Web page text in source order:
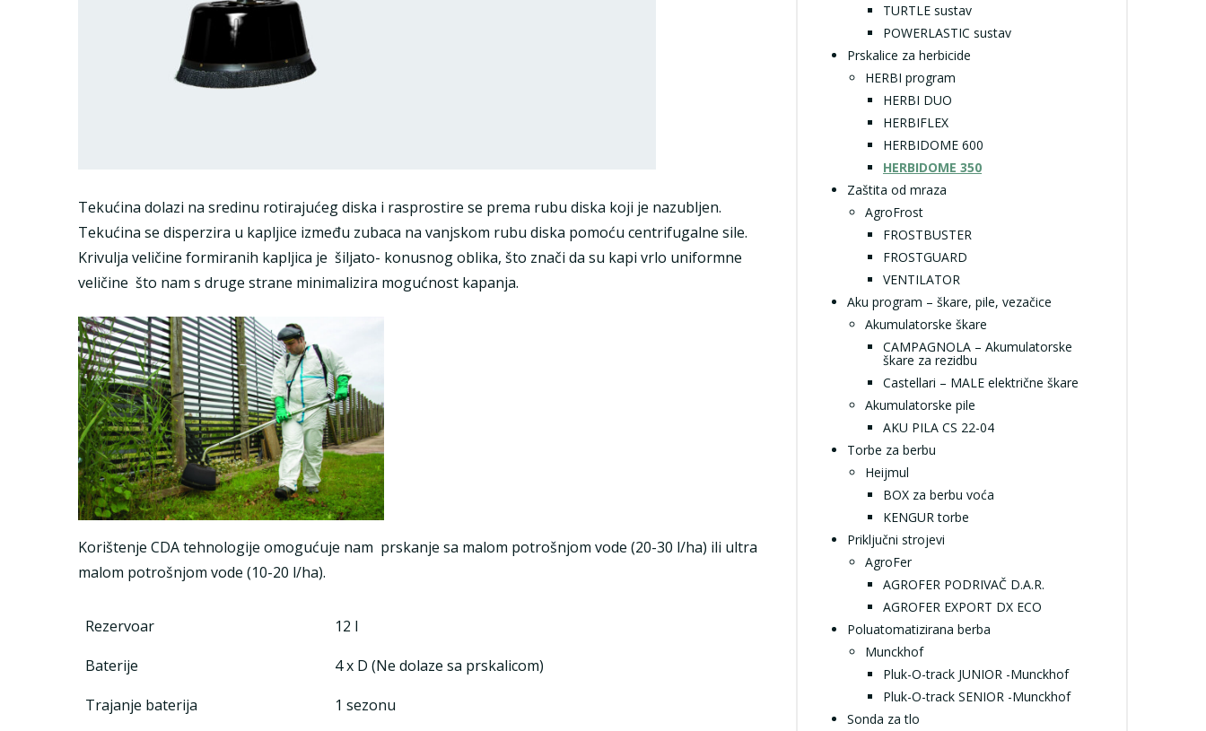
Tekućina dolazi na sredinu rotirajućeg diska i rasprostire se prema rubu diska koji je nazubljen.
Tekućina se disperzira u kapljice između zubaca na vanjskom rubu diska pomoću centrifugalne sile.
Krivulja veličine formiranih kapljica je šiljato- konusnog oblika, što znači da su kapi vrlo uniformne
veličine što nam s druge strane minimalizira mogućnost kapanja.
Korištenje CDA tehnologije omogućuje nam prskanje sa malom potrošnjom vode (20-30 l/ha) ili ultra
malom potrošnjom vode (10-20 l/ha).
Rezervoar
12 l
Baterije
4 x D (Ne dolaze sa prskalicom)
Trajanje baterija
1 sezonu
TURTLE sustav
POWERLASTIC sustav
Prskalice za herbicide
HERBI program
HERBI DUO
HERBIFLEX
HERBIDOME 600
HERBIDOME 350
Zaštita od mraza
AgroFrost
FROSTBUSTER
FROSTGUARD
VENTILATOR
Aku program – škare, pile, vezačice
Akumulatorske škare
CAMPAGNOLA – Akumulatorske
škare za rezidbu
Castellari – MALE električne škare
Akumulatorske pile
AKU PILA CS 22-04
Torbe za berbu
Heijmul
BOX za berbu voća
KENGUR torbe
Priključni strojevi
AgroFer
AGROFER PODRIVAČ D.A.R.
AGROFER EXPORT DX ECO
Poluatomatizirana berba
Munckhof
Pluk-O-track JUNIOR -Munckhof
Pluk-O-track SENIOR -Munckhof
Sonda za tlo